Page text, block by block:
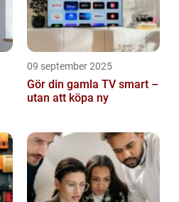
09 september 2025
Gör din gamla TV smart –
utan att köpa ny